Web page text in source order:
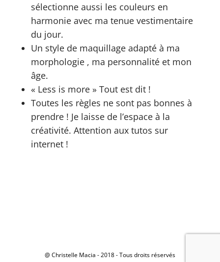
sélectionne aussi les couleurs en
harmonie avec ma tenue vestimentaire
du jour.
Un style de maquillage adapté à ma
morphologie , ma personnalité et mon
âge.
« Less is more » Tout est dit !
Toutes les règles ne sont pas bonnes à
prendre ! Je laisse de l’espace à la
créativité. Attention aux tutos sur
internet !
@ Christelle Macia - 2018 - Tous droits réservés